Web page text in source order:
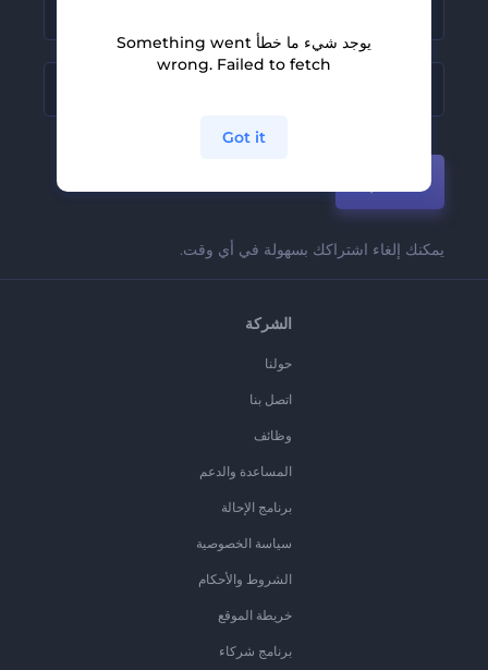
يمكنك إلغاء اشتراكك بسهولة في أي وقت.
الشركة
حولنا
اتصل بنا
وظائف
المساعدة والدعم
برنامج الإحالة
سياسة الخصوصية
الشروط والأحكام
خريطة الموقع
برنامج شركاء
يوجد شيء ما خطأ Something went
wrong. Failed to fetch
Got it